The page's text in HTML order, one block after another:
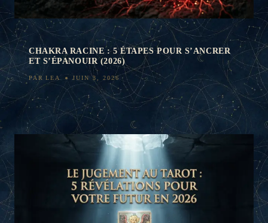
CHAKRA RACINE : 5 ÉTAPES POUR S’ANCRER
ET S’ÉPANOUIR (2026)
PAR LEA JUIN 3, 2026